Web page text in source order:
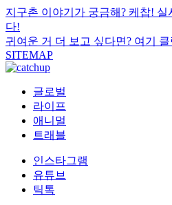
지구촌 이야기가 궁금해? 케찹! 실
다!
귀여운 거 더 보고 싶다면? 여기 클
SITEMAP
글로벌
라이프
애니멀
트래블
인스타그램
유튜브
틱톡